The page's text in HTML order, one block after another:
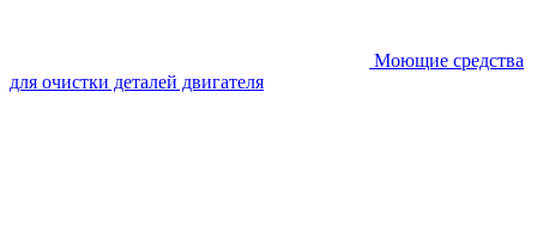
Моющие средства
для очистки деталей двигателя